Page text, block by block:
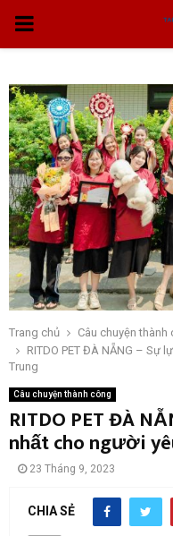
THỰC
CHÍNH
Trang chủ
Câu chuyện thành
RITDO PET ĐÀ NẴNG – Sự
Trung
Câu chuyện thành công
RITDO PET ĐÀ
nhất cho người
23 Tháng 9, 2023
CHIA SẺ